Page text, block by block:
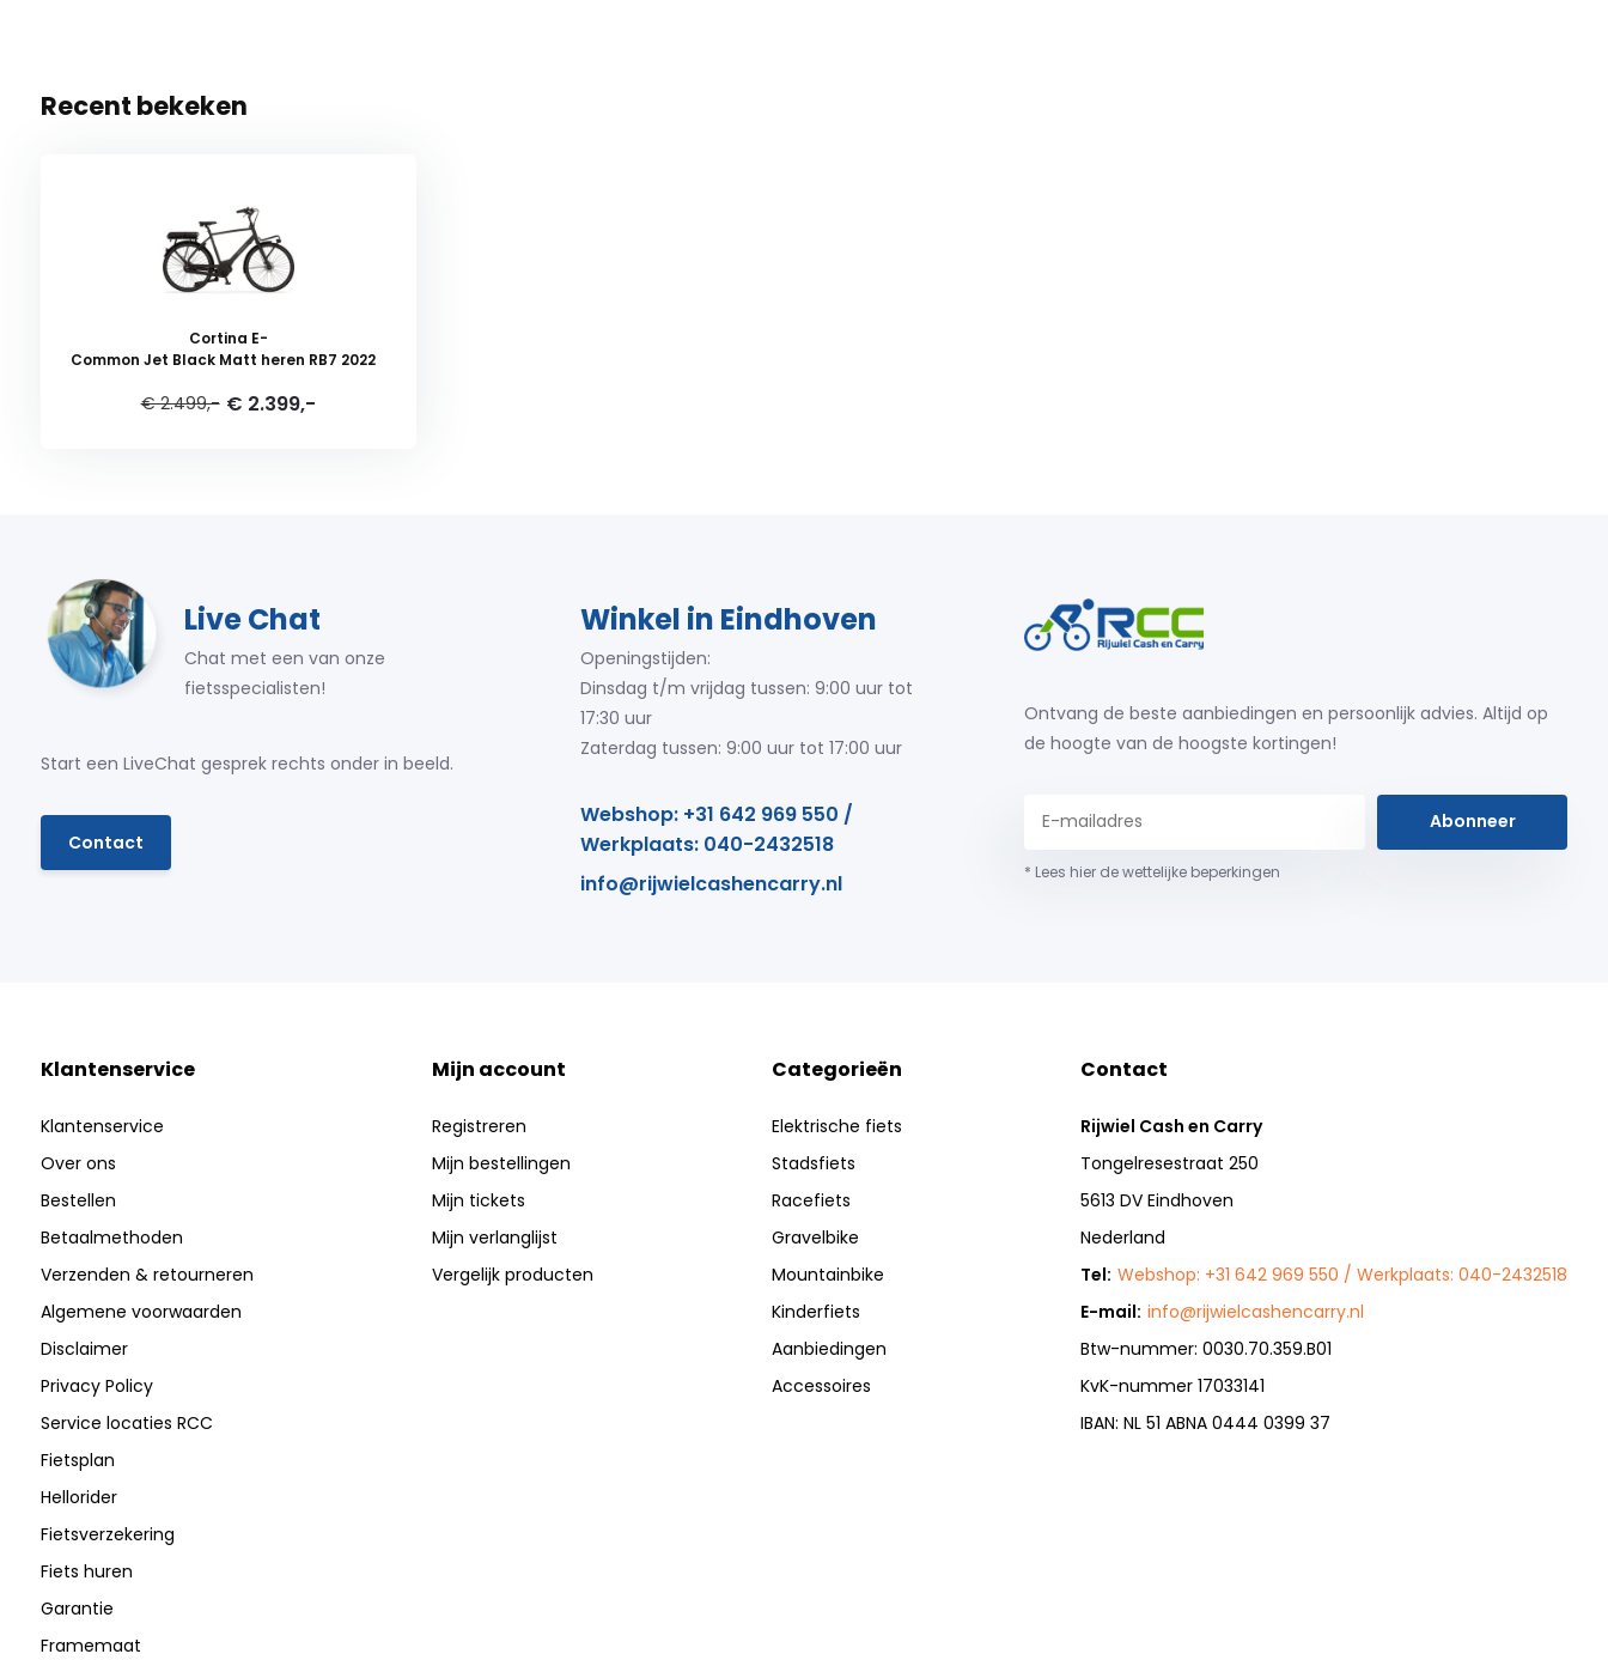
Recent bekeken
Cortina E-
Common Jet Black Matt heren RB7 2022
€ 2.499,- € 2.399,-
Live Chat
Chat met een van onze
fietsspecialisten!
Start een LiveChat gesprek rechts onder in beeld.
Contact
Winkel in Eindhoven
Openingstijden:
Dinsdag t/m vrijdag tussen: 9:00 uur tot
17:30 uur
Zaterdag tussen: 9:00 uur tot 17:00 uur
Webshop: +31 642 969 550 /
Werkplaats: 040-2432518
info@rijwielcashencarry.nl
Ontvang de beste aanbiedingen en persoonlijk advies. Altijd op
de hoogte van de hoogste kortingen!
Abonneer
* Lees hier de wettelijke beperkingen
Klantenservice
Klantenservice
Over ons
Bestellen
Betaalmethoden
Verzenden & retourneren
Algemene voorwaarden
Disclaimer
Privacy Policy
Service locaties RCC
Fietsplan
Hellorider
Fietsverzekering
Fiets huren
Garantie
Framemaat
Mijn account
Registreren
Mijn bestellingen
Mijn tickets
Mijn verlanglijst
Vergelijk producten
Categorieën
Elektrische fiets
Stadsfiets
Racefiets
Gravelbike
Mountainbike
Kinderfiets
Aanbiedingen
Accessoires
Contact
Rijwiel Cash en Carry
Tongelresestraat 250
5613 DV Eindhoven
Nederland
Tel: Webshop: +31 642 969 550 / Werkplaats: 040-2432518
E-mail: info@rijwielcashencarry.nl
Btw-nummer: 0030.70.359.B01
KvK-nummer 17033141
IBAN: NL 51 ABNA 0444 0399 37